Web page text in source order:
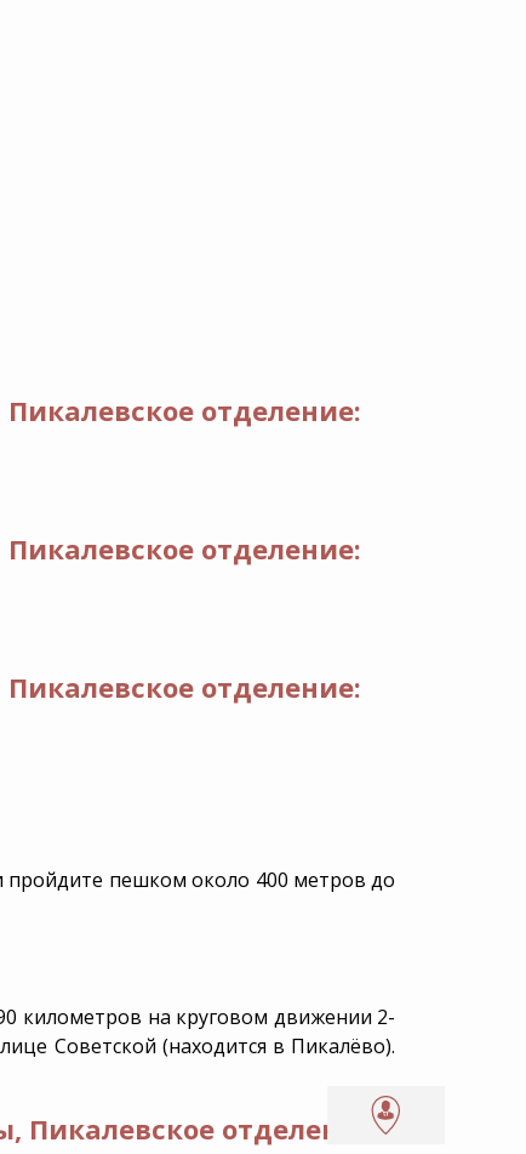
отделение:
отделение:
отделение:
пройдите пешком около 400 метров до
километров на круговом движении 2-
Советской (находится в Пикалёво).
Пикалевское отделение